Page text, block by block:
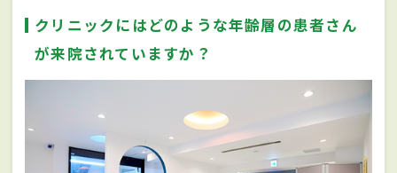
クリニックにはどのような年齢層の患者さん
が来院されていますか？